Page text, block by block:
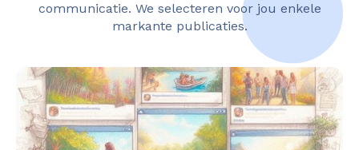
communicatie. We selecteren voor jou enkele
markante publicaties.